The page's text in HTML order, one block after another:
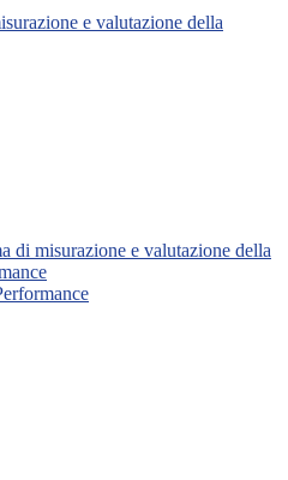
e valutazione della
di misurazione e valutazione della